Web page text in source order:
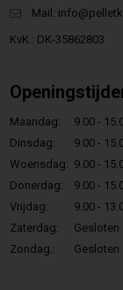
Mail:
KvK.: DK-35862803
Maandag:
9.00 -
Dinsdag:
9.00 -
Woensdag: 9.00 -
Donerdag:
9.00 -
Vrijdag:
9.00 -
Zaterdag:
Gesloten
Zondag.:
Gesloten